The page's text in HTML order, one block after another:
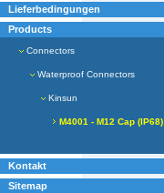
Lieferbedingungen
Products
Connectors
Waterproof Connectors
Kinsun
M4001 - M12 Cap (IP68)
Kontakt
Sitemap